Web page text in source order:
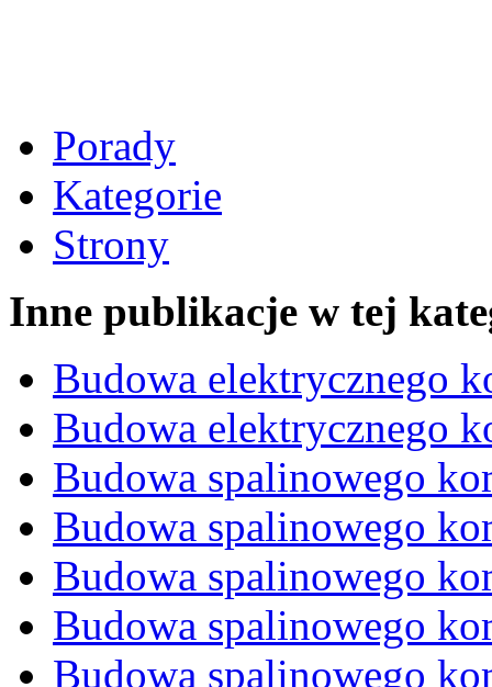
Porady
Kategorie
Strony
Inne publikacje w tej
Budowa elektrycznego
Budowa elektrycznego
Budowa spalinowego
Budowa spalinowego
Budowa spalinowego
Budowa spalinowego
Budowa spalinowego